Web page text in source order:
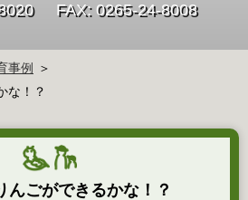
FAX: 0265-24-8008
事例
な！？
んごができるかな！？